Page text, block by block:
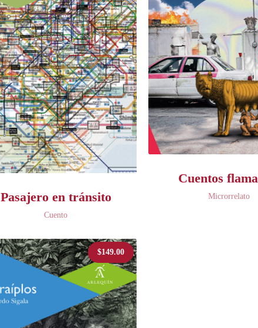
Pasajero en tránsito
Cuento
Cuentos
Microrrelato
$149.00